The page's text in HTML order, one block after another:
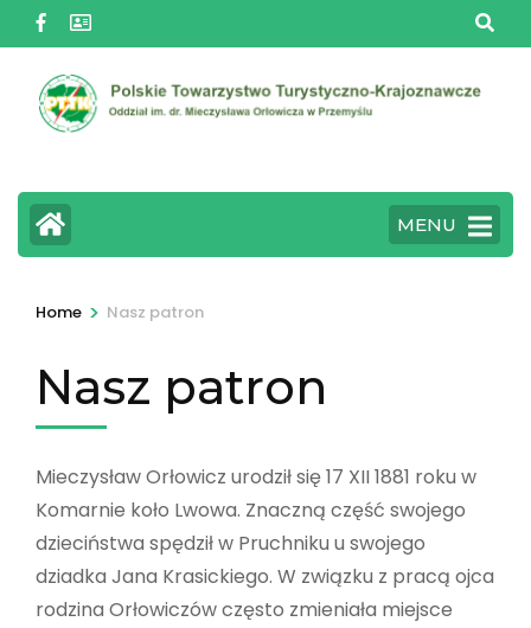
Skip
to
content
(Press
MENU
Home > Nasz patron
Nasz patron
Mieczysław Orłowicz urodził się 17 XII 1881 roku w
Komarnie koło Lwowa. Znaczną część swojego
dzieciństwa spędził w Pruchniku u swojego
dziadka Jana Krasickiego. W związku z pracą ojca
rodzina Orłowiczów często zmieniała miejsce